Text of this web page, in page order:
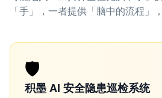
「手」，一者提供「脑中的流程」
🛡️
积墨 AI 安全隐患巡检系统